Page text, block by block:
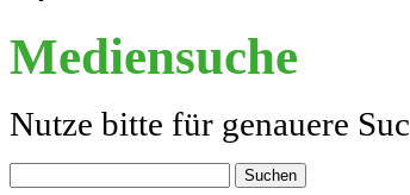
Mediensuche
Nutze bitte für genauere